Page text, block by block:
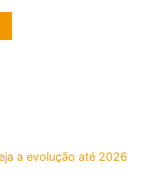
a evolução até 2026